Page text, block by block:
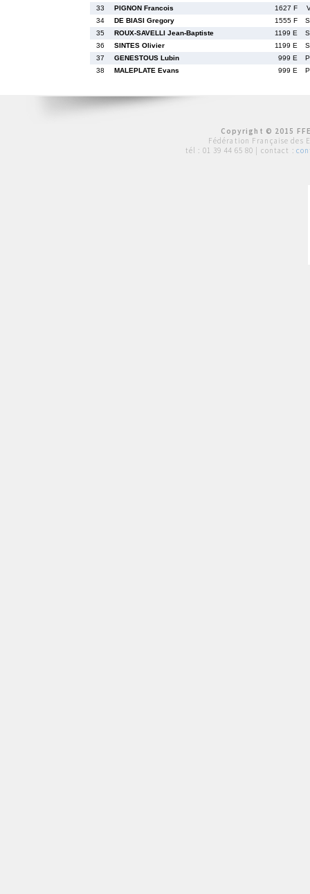
33
PIGNON Francois 1627 F
34
DE BIASI Gregory 1555 F
35
ROUX-SAVELLI Jean-Baptiste 1199 E
36
SINTES Olivier 1199 E
37
GENESTOUS Lubin 999 E
38
MALEPLATE Evans 999 E
Copyright © 2015
Fédération Française des
tél : 01 39 44 65 80 | contact :